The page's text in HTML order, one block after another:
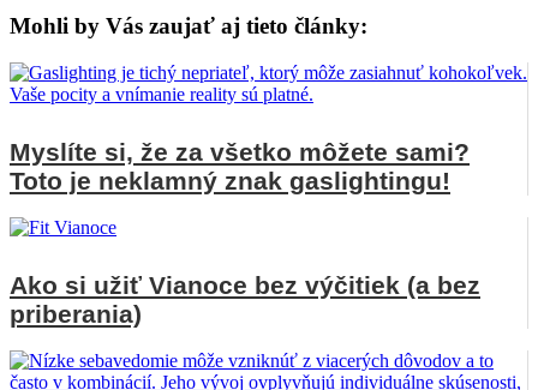
Mohli by Vás zaujať aj tieto články:
Myslíte si, že za všetko môžete sami?
Toto je neklamný znak gaslightingu!
Ako si užiť Vianoce bez výčitiek (a bez
priberania)